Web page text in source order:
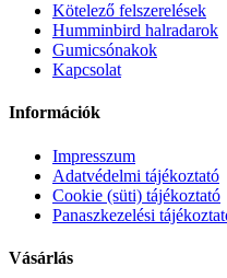
Kötelező felszerelések
Humminbird halradarok
Gumicsónakok
Kapcsolat
Információk
Impresszum
Adatvédelmi tájékoztató
Cookie (süti) tájékoztató
Panaszkezelési
Vásárlás